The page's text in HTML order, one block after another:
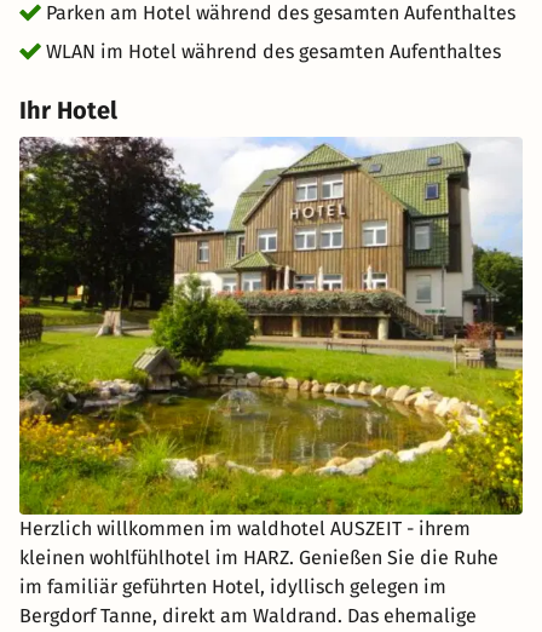
Parken am Hotel während des gesamten Aufenthaltes
WLAN im Hotel während des gesamten Aufenthaltes
Ihr Hotel
Herzlich willkommen im waldhotel AUSZEIT - ihrem
kleinen wohlfühlhotel im HARZ. Genießen Sie die Ruhe
im familiär geführten Hotel, idyllisch gelegen im
Bergdorf Tanne, direkt am Waldrand. Das ehemalige